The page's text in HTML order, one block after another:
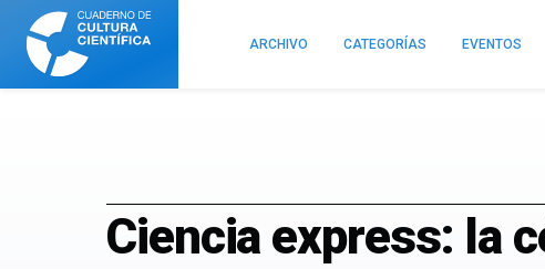
Cuaderno
Cultura
Científica
ARCHIVO CATEGORÍAS EVENTOS
Ciencia express: la